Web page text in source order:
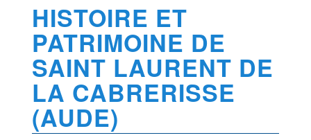
HISTOIRE ET
PATRIMOINE DE
SAINT LAURENT DE
LA CABRERISSE
(AUDE)